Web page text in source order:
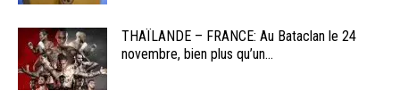
THAÏLANDE – FRANCE: Au Bataclan le 24
novembre, bien plus qu’un...